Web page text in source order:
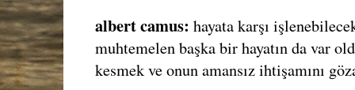
albert camus: hayata karşı
muhtemelen başka bir hayatın da var
kesmek ve onun amansız ihtişamını